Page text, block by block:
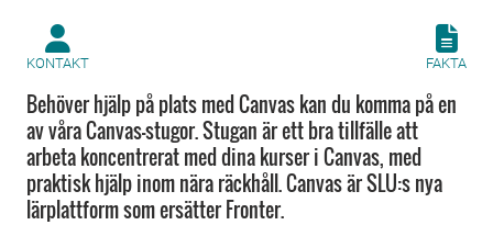
KONTAKT FAKTA
Behöver hjälp på plats med Canvas kan du komma på en
av våra Canvas-stugor. Stugan är ett bra tillfälle att
arbeta koncentrerat med dina kurser i Canvas, med
praktisk hjälp inom nära räckhåll. Canvas är SLU:s nya
lärplattform som ersätter Fronter.